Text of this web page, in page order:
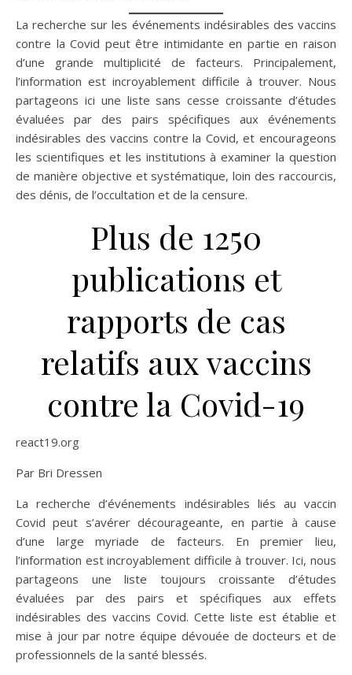
La recherche sur les événements indésirables des vaccins
contre la Covid peut être intimidante en partie en raison
d’une grande multiplicité de facteurs. Principalement,
l’information est incroyablement difficile à trouver. Nous
partageons ici une liste sans cesse croissante d’études
évaluées par des pairs spécifiques aux événements
indésirables des vaccins contre la Covid, et encourageons
les scientifiques et les institutions à examiner la question
de manière objective et systématique, loin des raccourcis,
des dénis, de l’occultation et de la censure.
Plus de 1250
publications et
rapports de cas
relatifs aux vaccins
contre la Covid-19
react19.org
Par Bri Dressen
La recherche d’événements indésirables liés au vaccin
Covid peut s’avérer décourageante, en partie à cause
d’une large myriade de facteurs. En premier lieu,
l’information est incroyablement difficile à trouver. Ici, nous
partageons une liste toujours croissante d’études
évaluées par des pairs et spécifiques aux effets
indésirables des vaccins Covid. Cette liste est établie et
mise à jour par notre équipe dévouée de docteurs et de
professionnels de la santé blessés.